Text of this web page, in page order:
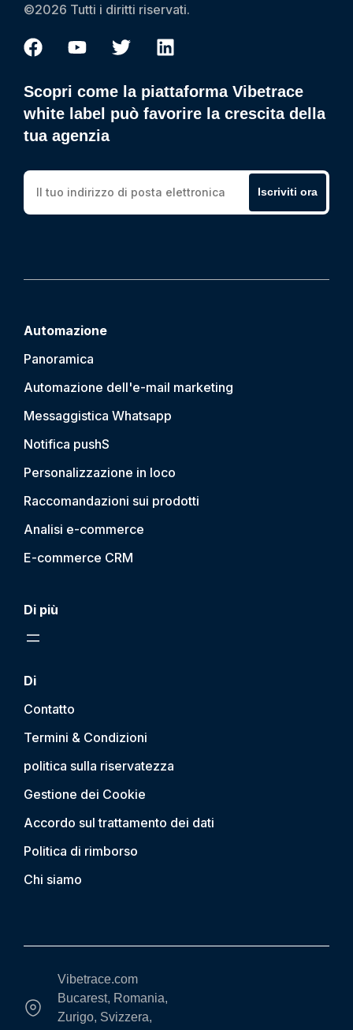
©2026 Tutti i diritti riservati.
Scopri come la piattaforma Vibetrace
white label può favorire la crescita della
tua agenzia
Iscriviti ora
Automazione
Panoramica
Automazione dell'e-mail marketing
Messaggistica Whatsapp
Notifica pushS
Personalizzazione in loco
Raccomandazioni sui prodotti
Analisi e-commerce
E-commerce CRM
Di più
Di
Contatto
Termini & Condizioni
politica sulla riservatezza
Gestione dei Cookie
Accordo sul trattamento dei dati
Politica di rimborso
Chi siamo
Vibetrace.com
Bucarest, Romania,
Zurigo, Svizzera,